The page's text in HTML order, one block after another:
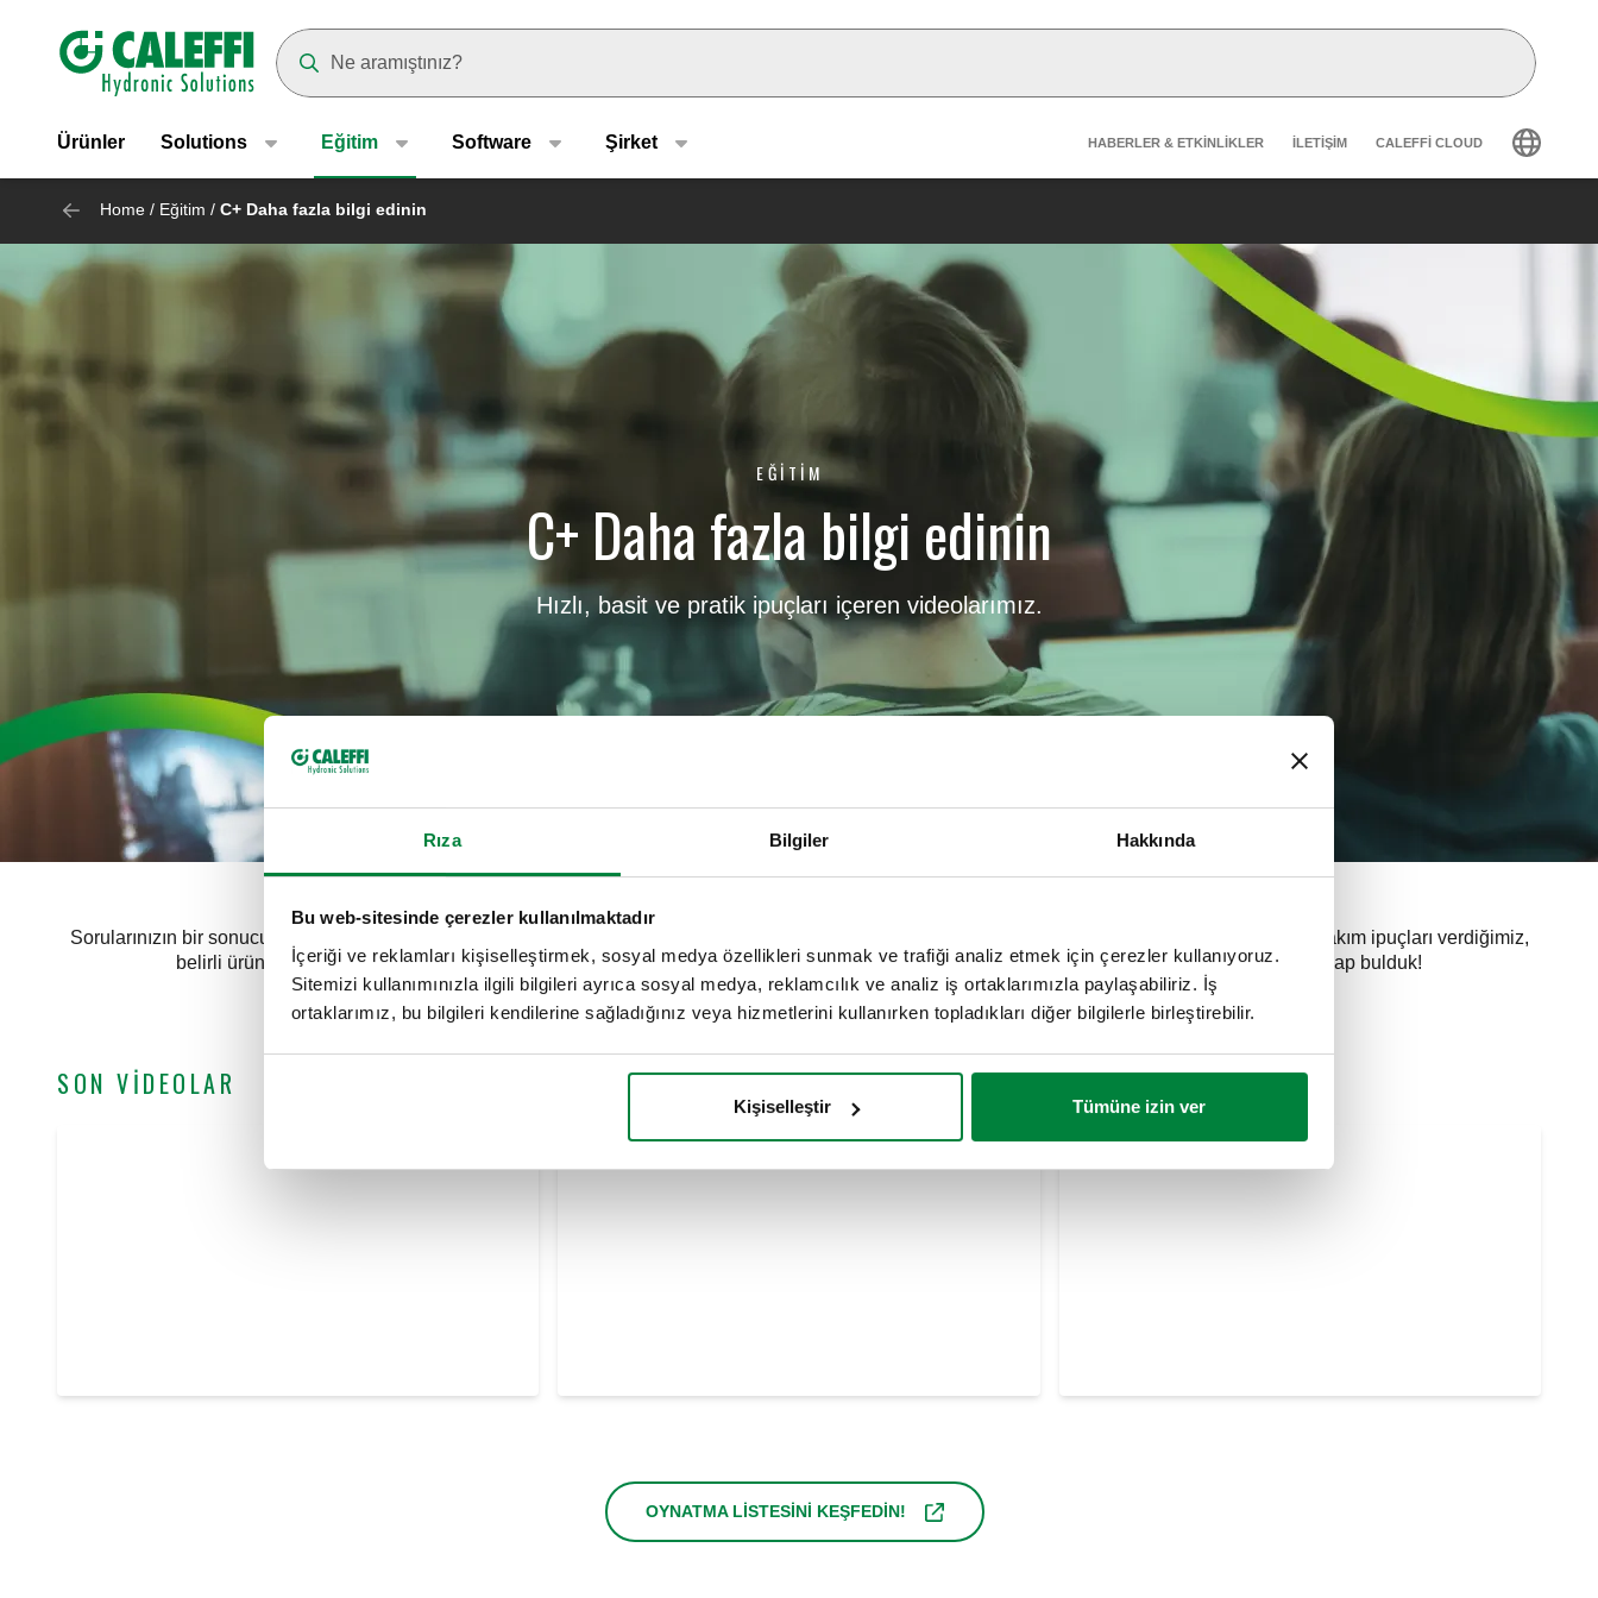
Rıza Bilgiler Hakkında
Bu web-sitesinde çerezler kullanılmaktadır
İçeriği ve reklamları kişiselleştirmek, sosyal medya özellikleri sunmak ve trafiği analiz etmek için çerezler kullanıyoruz.
Sitemizi kullanımınızla ilgili bilgileri ayrıca sosyal medya, reklamcılık ve analiz iş ortaklarımızla paylaşabiliriz. İş
ortaklarımız, bu bilgileri kendilerine sağladığınız veya hizmetlerini kullanırken topladıkları diğer bilgilerle birleştirebilir.
Kişiselleştir Tümüne izin ver
Header main navigation
Ürünler Solutions Eğitim Software Şirket Header secondary navigation
HABERLER & ETKINLIKLER İLETIŞIM CALEFFI CLOUD
Home / Eğitim / C+ Daha fazla bilgi edinin
EĞİTİM
C+ Daha fazla bilgi edinin
Hızlı, basit ve pratik ipuçları içeren videolarımız.
Sorularınızın bir sonucu olarak,
projesi hayata geçti. Bu proje kapsamında sorularınızı yanıtladığımız, pratik kurulum ve bakım ipuçları verdiğimiz,
belirli ürünlerin işlevleri ve özellikleri hakkında derinlemesine bilgi verdiğimiz ve daha fazlasını yaptığımız kısa videolar ile sorularınıza cevap bulduk!
SON VİDEOLAR
OYNATMA LİSTESİNİ KEŞFEDİN!